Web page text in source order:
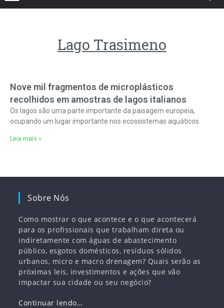
Lago Trasimeno
Nove mil fragmentos de microplásticos
recolhidos em amostras de lagos italianos
Os lagos são uma parte importante da paisagem europeia,
ocupando um lugar importante nos ecossistemas aquáticos.
Leia mais »
Sobre Nós
Como mostrar o que acontece e o que acontecerá
para os profissionais que trabalham direta ou
indiretamente com águas de abastecimento
público, esgotos domésticos, resíduos sólidos
urbanos, micro e macro drenagem? Quais serão as
próximas leis, investimentos e ações que vão
impactar sua cidade ou seu negócio?
Continuar lendo…